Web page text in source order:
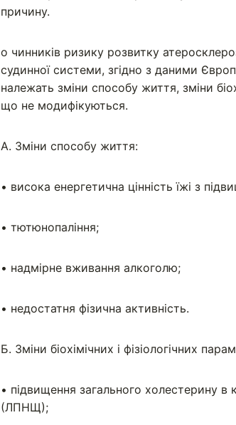
причину.
о чинників ризику розвитку
судинної системи, згідно з даними
належать зміни способу життя, зміни
що не модифікуються.
A. Зміни способу життя:
• висока енергетична цінність їжі з
• тютюнопаління;
• надмірне вживання алкоголю;
• недостатня фізична активність.
Б. Зміни біохімічних і фізіологічних
• підвищення загального холестерину в
(ЛПНЩ);